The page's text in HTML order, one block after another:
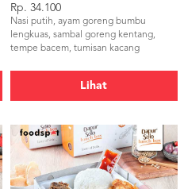
Rp. 34.100
Nasi putih, ayam goreng bumbu
lengkuas, sambal goreng kentang,
tempe bacem, tumisan kacang
Lihat